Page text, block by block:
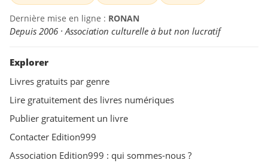
Dernière mise en ligne : RONAN
Depuis 2006 · Association culturelle à but non lucratif
Explorer
Livres gratuits par genre
Lire gratuitement des livres numériques
Publier gratuitement un livre
Contacter Edition999
Association Edition999 : qui sommes-nous ?